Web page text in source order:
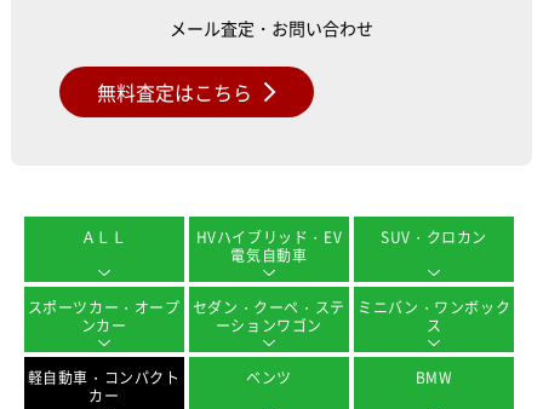
メール査定・お問い合わせ
無料査定はこちら
ＡＬＬ
HVハイブリッド・EV
電気自動車
SUV・クロカン
スポーツカー・オープ
ンカー
セダン・クーペ・ステ
ーションワゴン
ミニバン・ワンボック
ス
軽自動車・コンパクト
カー
ベンツ BMW